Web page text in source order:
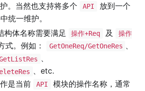
。当然也支持将多个
API 放到一个
统一维护。
构体名称需要满足 操作+Req 及
操作
式。例如： GetOneReq/GetOneRes 、
、
、etc.
是当前
API
模块的操作名称，通常